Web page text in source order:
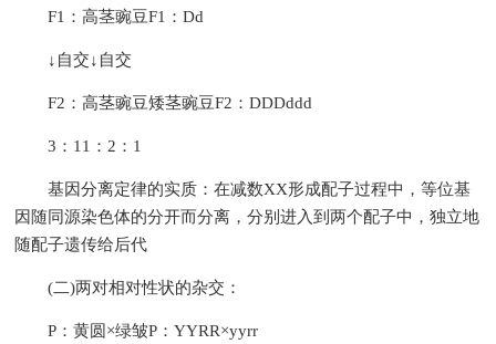
F1：高茎豌豆F1：Dd
↓自交↓自交
F2：高茎豌豆矮茎豌豆F2：DDDddd
3：11：2：1
基因分离定律的实质：在减数XX形成配子过程中，等位基
因随同源染色体的分开而分离，分别进入到两个配子中，独立地
随配子遗传给后代
(二)两对相对性状的杂交：
P：黄圆×绿皱P：YYRR×yyrr